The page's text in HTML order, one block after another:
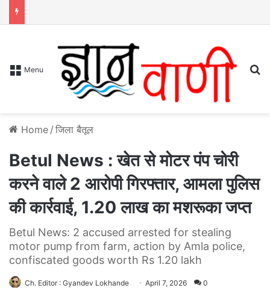
Menu
Home / जिला बैतूल
Betul News : खेत से मोटर पंप चोरी
करने वाले 2 आरोपी गिरफ्तार, आमला पुलिस
की कार्रवाई, 1.20 लाख का मशरूका जप्त
Betul News: 2 accused arrested for stealing
motor pump from farm, action by Amla police,
confiscated goods worth Rs 1.20 lakh
Ch. Editor : Gyandev Lokhande April 7, 2026 0